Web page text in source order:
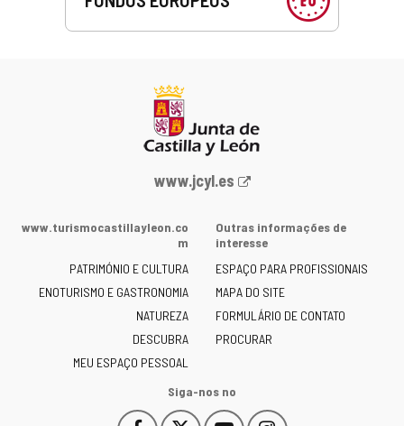
Portal
Junta
Castilla
y
León
-
www.jcyl.es
www.turismocastillayleon.co
m
PATRIMÓNIO E CULTURA
ENOTURISMO E GASTRONOMIA
NATUREZA
DESCUBRA
MEU ESPAÇO PESSOAL
Outras informações de
interesse
ESPAÇO PARA PROFISSIONAIS
MAPA DO SITE
FORMULÁRIO DE CONTATO
PROCURAR
Siga-nos no